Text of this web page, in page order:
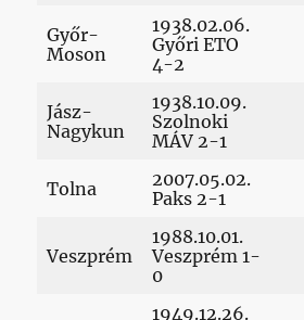
Győr-
Moson
1938.02.06.
Győri ETO
4-2
Jász-
Nagykun
1938.10.09.
Szolnoki
MÁV 2-1
Tolna
2007.05.02.
Paks 2-1
Veszprém
1988.10.01.
Veszprém 1-
0
1949.12.26.